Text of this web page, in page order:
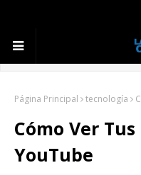
Página Principal tecnología
Cómo Ver
YouTube